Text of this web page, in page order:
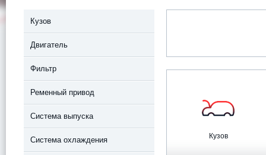
Кузов
Двигатель
Фильтр
Ременный привод
Система выпуска
Система охлаждения Кузов